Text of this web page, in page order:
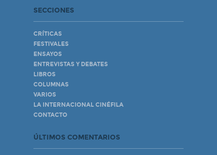
SECCIONES
CRÍTICAS
FESTIVALES
ENSAYOS
ENTREVISTAS Y DEBATES
LIBROS
COLUMNAS
VARIOS
LA INTERNACIONAL CINÉFILA
CONTACTO
ÚLTIMOS COMENTARIOS